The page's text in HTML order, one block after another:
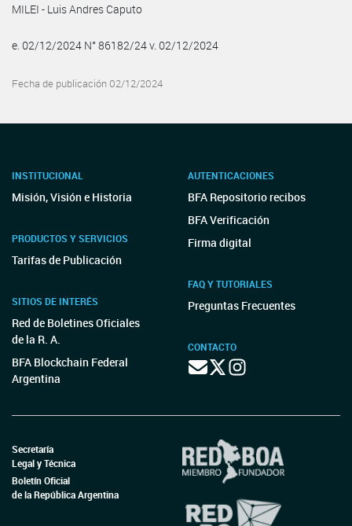
MILEI - Luis Andres Caputo
e. 02/12/2024 N° 86182/24 v. 02/12/2024
Fecha de publicación 02/12/2024
INSTITUCIONAL
Misión, Visión e Historia
PRODUCTOS Y SERVICIOS
Tarifas de Publicación
SITIOS DE INTERÉS
Red de Boletines Oficiales
de la R. A.
BFA Blockchain Federal
Argentina
AUTENTICACIONES
BFA Repositorio recibos
BFA Verificación
Firma digital
FAQ Y TUTORIALES
Preguntas Frecuentes
CONTACTO
Secretaría
Legal y Técnica
Boletín Oficial
de la República Argentina